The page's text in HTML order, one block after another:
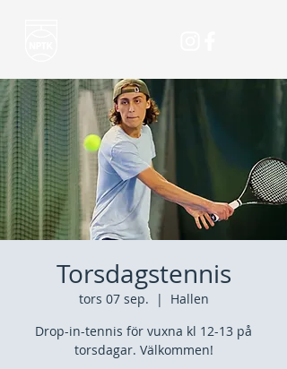
Torsdagstennis
tors 07 sep.
  |
Hallen
Drop-in-tennis för vuxna kl 12-13 på
torsdagar. Välkommen!